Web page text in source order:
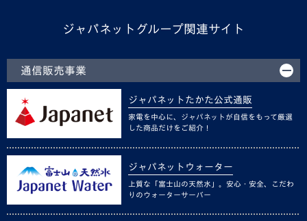
ジャパネットグループ関連サイト
通信販売事業
ジャパネットたかた公式通販
家電を中心に、ジャパネットが自信をもって厳選
した商品だけをご紹介！
ジャパネットウォーター
上質な「富士山の天然水」。安心・安全、こだわ
りのウォーターサーバー